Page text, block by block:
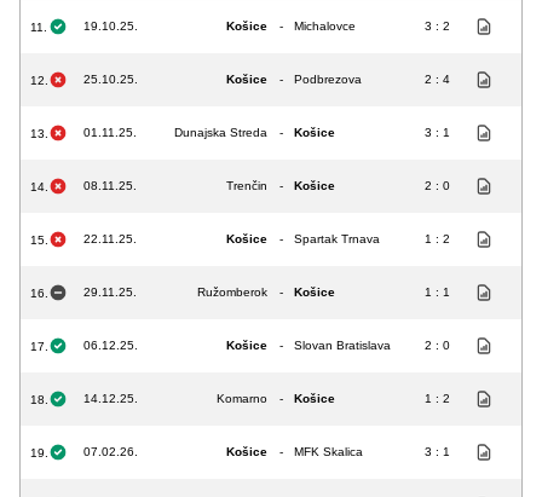
11. 19.10.25. Košice - Michalovce 3 : 2
12. 25.10.25. Košice - Podbrezova 2 : 4
13. 01.11.25. Dunajska Streda - Košice 3 : 1
14. 08.11.25. Trenčin - Košice 2 : 0
15. 22.11.25. Košice - Spartak Trnava 1 : 2
16. 29.11.25. Ružomberok - Košice 1 : 1
17. 06.12.25. Košice - Slovan Bratislava 2 : 0
18. 14.12.25. Komarno - Košice 1 : 2
19. 07.02.26. Košice - MFK Skalica 3 : 1